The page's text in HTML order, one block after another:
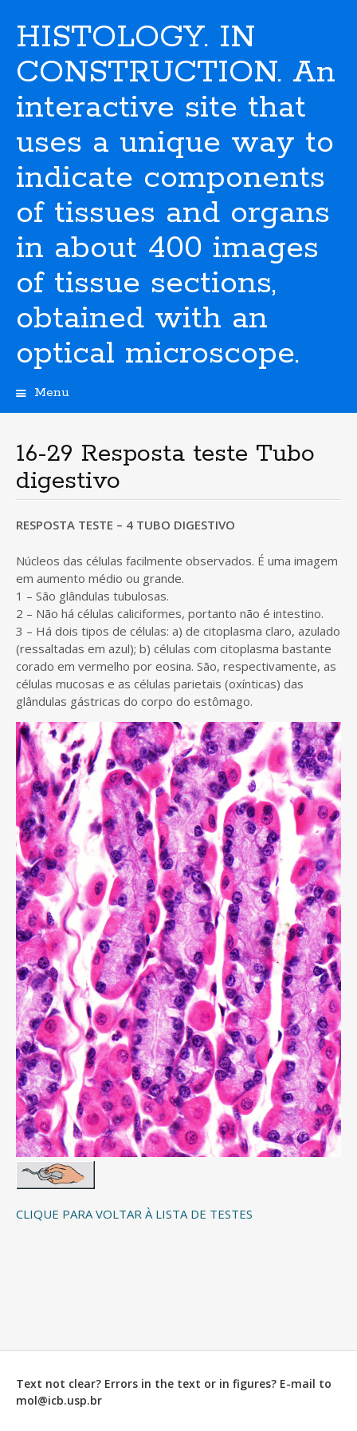
HISTOLOGY. IN
CONSTRUCTION. An
interactive site that
uses a unique way to
indicate components
of tissues and organs
in about 400 images
of tissue sections,
obtained with an
optical microscope.
Menu
p
t
o
o
t
e
16-29 Resposta teste Tubo
digestivo
RESPOSTA TESTE – 4 TUBO DIGESTIVO
Núcleos das células facilmente observados. É uma imagem
em aumento médio ou grande.
1 – São glândulas tubulosas.
2 – Não há células caliciformes, portanto não é intestino.
3 – Há dois tipos de células: a) de citoplasma claro, azulado
(ressaltadas em azul); b) células com citoplasma bastante
corado em vermelho por eosina. São, respectivamente, as
células mucosas e as células parietais (oxínticas) das
glândulas gástricas do corpo do estômago.
CLIQUE PARA VOLTAR À LISTA DE TESTES
Text not clear? Errors in the text or in figures? E-mail to
mol@icb.usp.br